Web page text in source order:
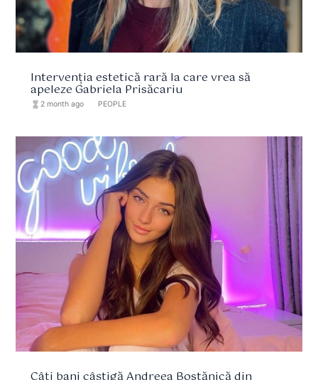
Intervenția estetică rară la care vrea să
apeleze Gabriela Prisăcariu
hourglass_full 2 month ago PEOPLE